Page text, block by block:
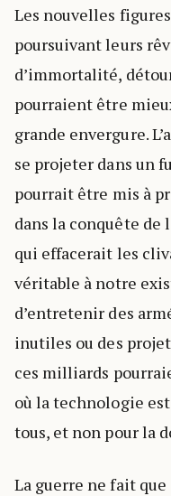
Les nouvelles
poursuivant leurs
d’immortalité,
pourraient être
grande envergure.
se projeter dans un
pourrait être mis à
dans la conquête de
qui effacerait les
véritable à notre
d’entretenir des
inutiles ou des
ces milliards
où la technologie
tous, et non pour la
La guerre ne fait que